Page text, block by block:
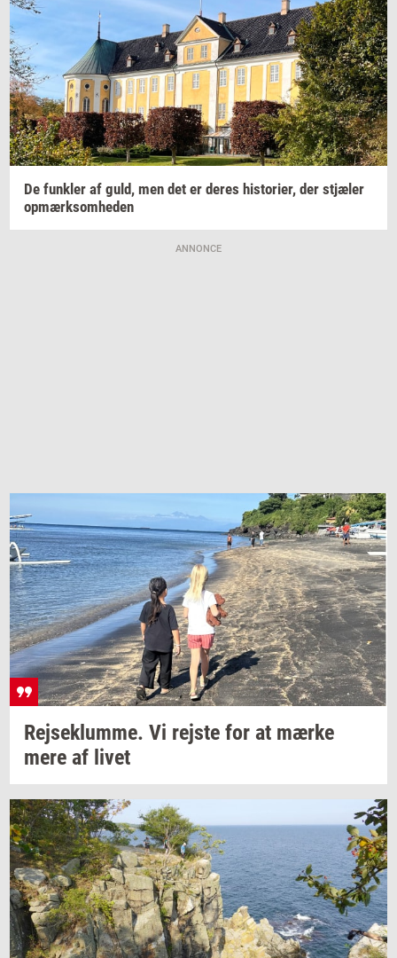
De funk­ler af guld, men det er deres hi­sto­ri­er, der stjæ­ler
op­mærk­som­he­den
ANNONCE
Rej­se­klum­me. Vi rej­ste for at mærke
mere af livet